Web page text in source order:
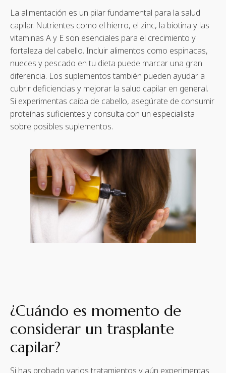
La alimentación es un pilar fundamental para la salud
capilar. Nutrientes como el hierro, el zinc, la biotina y las
vitaminas A y E son esenciales para el crecimiento y
fortaleza del cabello. Incluir alimentos como espinacas,
nueces y pescado en tu dieta puede marcar una gran
diferencia. Los suplementos también pueden ayudar a
cubrir deficiencias y mejorar la salud capilar en general.
Si experimentas caída de cabello, asegúrate de consumir
proteínas suficientes y consulta con un especialista
sobre posibles suplementos.
¿Cuándo es momento de
considerar un trasplante
capilar?
Si has probado varios tratamientos y aún experimentas